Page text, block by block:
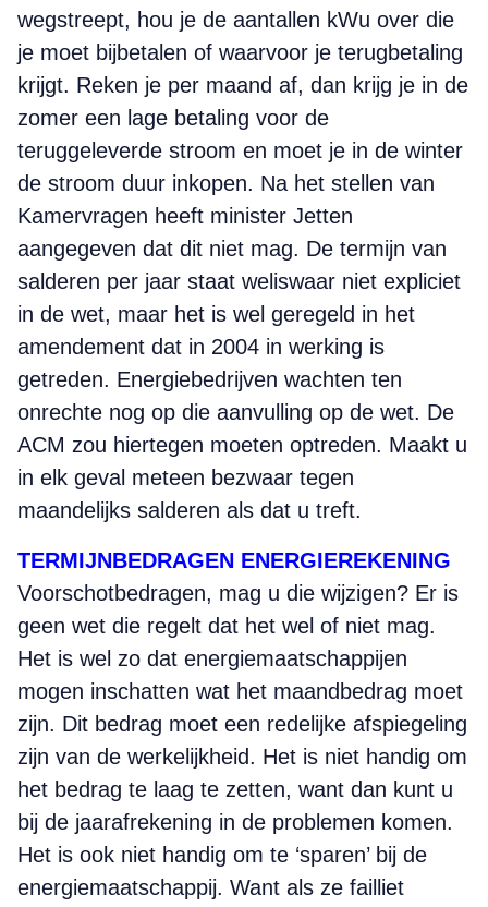
wegstreept, hou je de aantallen kWu over die
je moet bijbetalen of waarvoor je terugbetaling
krijgt. Reken je per maand af, dan krijg je in de
zomer een lage betaling voor de
teruggeleverde stroom en moet je in de winter
de stroom duur inkopen. Na het stellen van
Kamervragen heeft minister Jetten
aangegeven dat dit niet mag. De termijn van
salderen per jaar staat weliswaar niet expliciet
in de wet, maar het is wel geregeld in het
amendement dat in 2004 in werking is
getreden. Energiebedrijven wachten ten
onrechte nog op die aanvulling op de wet. De
ACM zou hiertegen moeten optreden. Maakt u
in elk geval meteen bezwaar tegen
maandelijks salderen als dat u treft.
TERMIJNBEDRAGEN ENERGIEREKENING
Voorschotbedragen, mag u die wijzigen? Er is
geen wet die regelt dat het wel of niet mag.
Het is wel zo dat energiemaatschappijen
mogen inschatten wat het maandbedrag moet
zijn. Dit bedrag moet een redelijke afspiegeling
zijn van de werkelijkheid. Het is niet handig om
het bedrag te laag te zetten, want dan kunt u
bij de jaarafrekening in de problemen komen.
Het is ook niet handig om te ‘sparen’ bij de
energiemaatschappij. Want als ze failliet